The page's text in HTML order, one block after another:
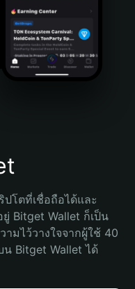
โตที่เชื่อถือได้และ
Bitget Wallet ก็เป็น
มไว้วางใจจากผู้ใช้ 40
Bitget Wallet ได้